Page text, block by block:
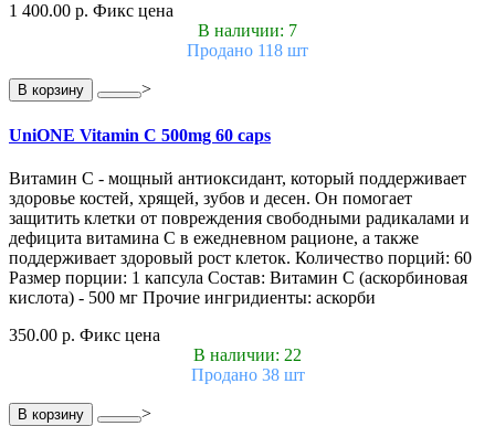
1 400.00 р. Фикс цена
В наличии: 7
Продано 118 шт
В корзину >
UniONE Vitamin С 500mg 60 caps
Витамин С - мощный антиоксидант, который поддерживает
здоровье костей, хрящей, зубов и десен. Он помогает
защитить клетки от повреждения свободными радикалами и
дефицита витамина С в ежедневном рационе, а также
поддерживает здоровый рост клеток. Количество порций: 60
Размер порции: 1 капсула Состав: Витамин С (аскорбиновая
кислота) - 500 мг Прочие ингридиенты: аскорби
350.00 р. Фикс цена
В наличии: 22
Продано 38 шт
В корзину >